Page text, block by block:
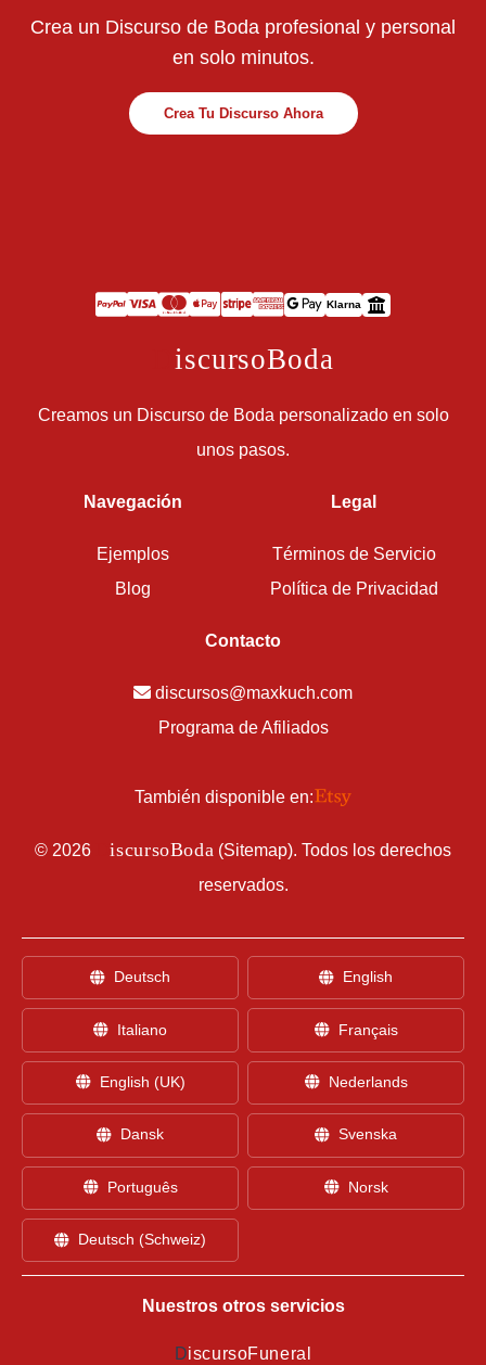
Crea un Discurso de Boda profesional y personal
en solo minutos.
Crea Tu Discurso Ahora
Klarna
iscursoBoda
Creamos un Discurso de Boda personalizado en solo
unos pasos.
Navegación
Ejemplos
Blog
Legal
Términos de Servicio
Política de Privacidad
Contacto
discursos@maxkuch.com
Programa de Afiliados
También disponible en:
© 2026 DiscursoBoda (Sitemap). Todos los derechos
reservados.
Deutsch English
Italiano Français
English (UK) Nederlands
Dansk Svenska
Português Norsk
Deutsch (Schweiz)
Nuestros otros servicios
DiscursoFuneral